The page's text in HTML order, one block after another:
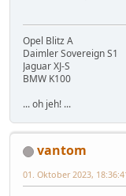
Opel Blitz A
Daimler Sovereign S1
Jaguar XJ-S
BMW K100
... oh jeh! ...
vantom
01. Oktober 2023,